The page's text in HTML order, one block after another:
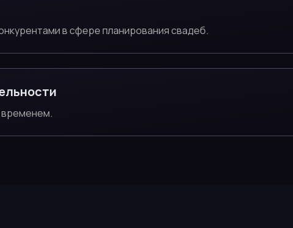
в сфере планирования свадеб.
временем.